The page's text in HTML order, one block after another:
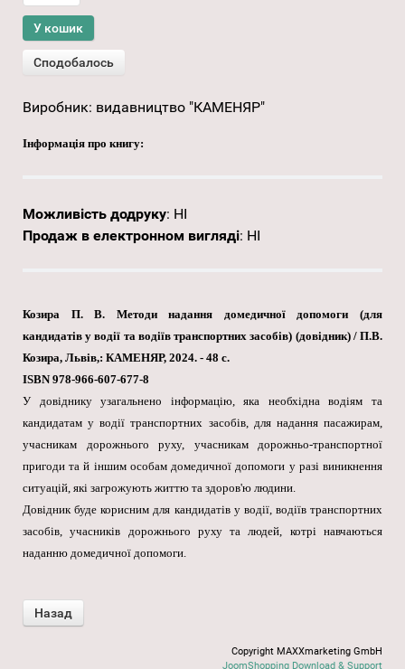
Виробник: видавництво "КАМЕНЯР"
Інформація про книгу:
Можливість додруку: НІ
Продаж в електронном вигляді: НІ
Козира П. В. Методи надання домедичної допомоги (для
кандидатів у водії та водіїв транспортних засобів) (довідник) / П.В.
Козира, Львів,: КАМЕНЯР, 2024. - 48 с.
ISBN 978-966-607-677-8
У довіднику узагальнено інформацію, яка необхідна водіям та
кандидатам у водії транспортних засобів, для надання пасажирам,
учасникам дорожнього руху, учасникам дорожньо-транспортної
пригоди та й іншим особам домедичної допомоги у разі виникнення
ситуацій, які загрожують життю та здоров'ю людини.
Довідник буде корисним для кандидатів у водії, водіїв транспортних
засобів, учасників дорожнього руху та людей, котрі навчаються
наданню домедичної допомоги.
Copyright MAXXmarketing GmbH
JoomShopping Download & Support